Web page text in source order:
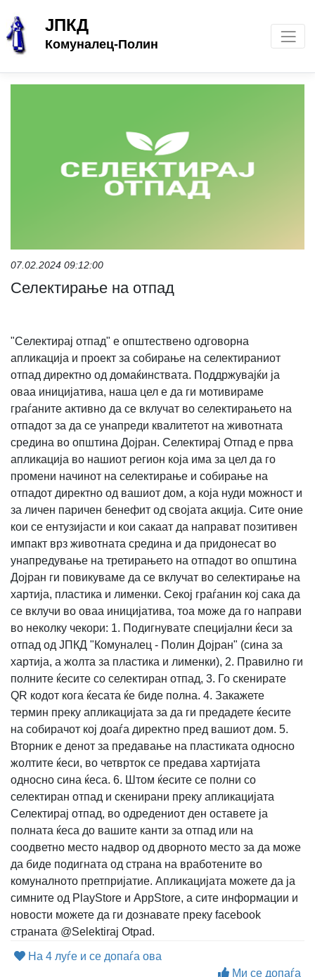
ЈПКД
Комуналец-Полин
07.02.2024 09:12:00
Селектирање на отпад
"Селектирај отпад" е општествено одговорна
апликација и проект за собирање на селектираниот
отпад директно од домаќинствата. Поддржувајќи ја
оваа иницијатива, наша цел е да ги мотивираме
граѓаните активно да се вклучат во селектирањето на
отпадот за да се унапреди квалитетот на животната
средина во општина Дојран. Селектирај Отпад е прва
апликација во нашиот регион која има за цел да го
промени начинот на селектирање и собирање на
отпадот директно од вашиот дом, а која нуди можност и
за личен паричен бенефит од својата акција. Сите оние
кои се ентузијасти и кои сакаат да направат позитивен
импакт врз животната средина и да придонесат во
унапредување на третирањето на отпадот во општина
Дојран ги повикуваме да се вклучат во селектирање на
хартија, пластика и лименки. Секој граѓанин кој сака да
се вклучи во оваа иницијатива, тоа може да го направи
во неколку чекори: 1. Подигнувате специјални ќеси за
отпад од ЈПКД "Комуналец - Полин Дојран" (сина за
хартија, а жолта за пластика и лименки), 2. Правилно ги
полните ќесите со селектиран отпад, 3. Го скенирате
QR кодот кога ќесата ќе биде полна. 4. Закажете
термин преку апликацијата за да ги предадете ќесите
на собирачот кој доаѓа директно пред вашиот дом. 5.
Вторник е денот за предавање на пластиката односно
жолтите ќеси, во четврток се предава хартијата
односно сина ќеса. 6. Штом ќесите се полни со
селектиран отпад и скенирани преку апликацијата
Селектирај отпад, во одредениот ден оставете ја
полната ќеса до вашите канти за отпад или на
соодветно место надвор од дворното место за да може
да биде подигната од страна на вработените во
комуналното претпријатие. Апликацијата можете да ја
симните од PlayStore и AppStore, а сите информации и
новости можете да ги дознавате преку facebook
страната @Selektiraj Otpad.
На 4 луѓе и се допаѓа ова
Ми се допаѓа